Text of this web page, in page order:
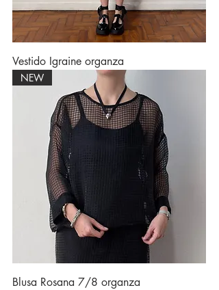
Vestido Igraine organza
NEW
Blusa Rosana 7/8 organza